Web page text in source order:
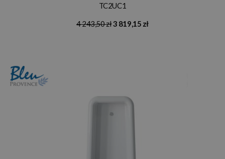
TC2UC1
4 243,50 zł3 819,15 zł